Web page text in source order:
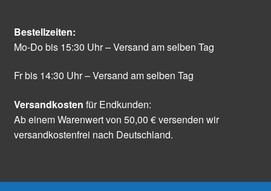
Bestellzeiten:
Mo-Do bis 15:30 Uhr – Versand am selben Tag
Fr bis 14:30 Uhr – Versand am selben Tag
Versandkosten für Endkunden:
Ab einem Warenwert von 50,00 € versenden wir
versandkostenfrei nach Deutschland.